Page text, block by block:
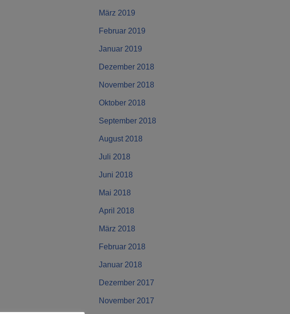
März 2019
Februar 2019
Januar 2019
Dezember 2018
November 2018
Oktober 2018
September 2018
August 2018
Juli 2018
Juni 2018
Mai 2018
April 2018
März 2018
Februar 2018
Januar 2018
Dezember 2017
November 2017